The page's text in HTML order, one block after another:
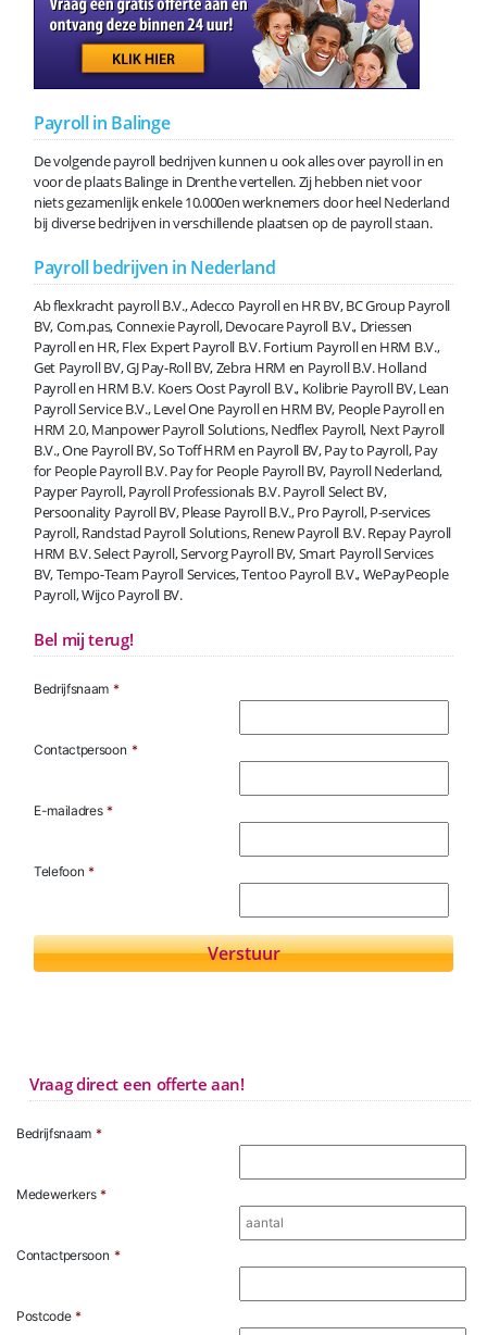
Payroll in Balinge
De volgende payroll bedrijven kunnen u ook alles over payroll in en
voor de plaats Balinge in Drenthe vertellen. Zij hebben niet voor
niets gezamenlijk enkele 10.000en werknemers door heel Nederland
bij diverse bedrijven in verschillende plaatsen op de payroll staan.
Payroll bedrijven in Nederland
Ab flexkracht payroll B.V., Adecco Payroll en HR BV, BC Group Payroll
BV, Com.pas, Connexie Payroll, Devocare Payroll B.V., Driessen
Payroll en HR, Flex Expert Payroll B.V. Fortium Payroll en HRM B.V.,
Get Payroll BV, GJ Pay-Roll BV, Zebra HRM en Payroll B.V. Holland
Payroll en HRM B.V. Koers Oost Payroll B.V., Kolibrie Payroll BV, Lean
Payroll Service B.V., Level One Payroll en HRM BV, People Payroll en
HRM 2.0, Manpower Payroll Solutions, Nedflex Payroll, Next Payroll
B.V., One Payroll BV, So Toff HRM en Payroll BV, Pay to Payroll, Pay
for People Payroll B.V. Pay for People Payroll BV, Payroll Nederland,
Payper Payroll, Payroll Professionals B.V. Payroll Select BV,
Persoonality Payroll BV, Please Payroll B.V., Pro Payroll, P-services
Payroll, Randstad Payroll Solutions, Renew Payroll B.V. Repay Payroll
HRM B.V. Select Payroll, Servorg Payroll BV, Smart Payroll Services
BV, Tempo-Team Payroll Services, Tentoo Payroll B.V., WePayPeople
Payroll, Wijco Payroll BV.
Bel mij terug!
Bedrijfsnaam *
Contactpersoon *
E-mailadres *
Telefoon *
Vraag direct een offerte aan!
Bedrijfsnaam *
Medewerkers *
Contactpersoon *
Postcode *